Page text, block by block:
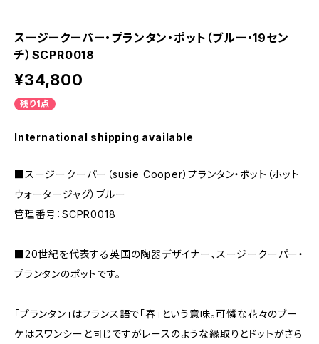
スージークーパー・プランタン・ポット（ブルー・19セン
チ）SCPR0018
¥34,800
残り1点
International shipping available
■スージークーパー（susie Cooper）プランタン・ポット（ホット
ウォータージャグ）ブルー
管理番号：SCPR0018
■20世紀を代表する英国の陶器デザイナー、スージークーパー・
プランタンのポットです。
「プランタン」はフランス語で「春」という意味。可憐な花々のブー
ケはスワンシーと同じですがレースのような縁取りとドットがさら